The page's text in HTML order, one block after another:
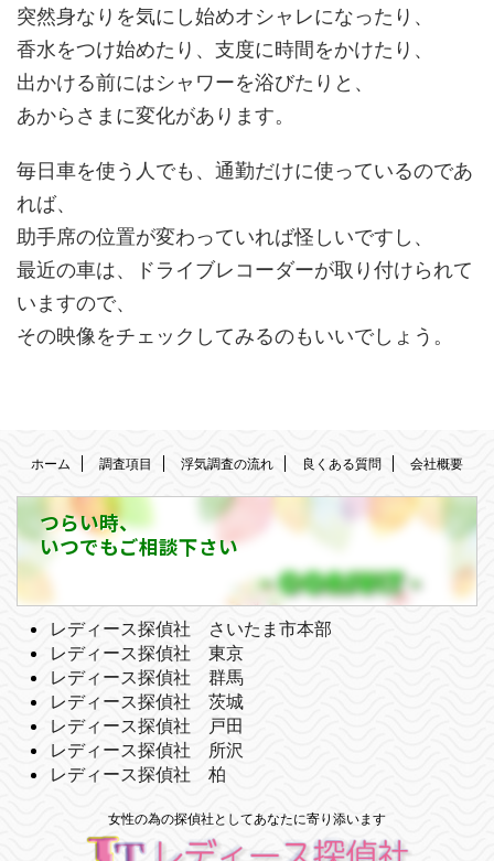
突然身なりを気にし始めオシャレになったり、
香水をつけ始めたり、支度に時間をかけたり、
出かける前にはシャワーを浴びたりと、
あからさまに変化があります。
毎日車を使う人でも、通勤だけに使っているのであ
れば、
助手席の位置が変わっていれば怪しいですし、
最近の車は、ドライブレコーダーが取り付けられて
いますので、
その映像をチェックしてみるのもいいでしょう。
ホーム 調査項目 浮気調査の流れ 良くある質問 会社概要
つらい時、
いつでもご相談下さい
レディース探偵社 さいたま市本部
レディース探偵社 東京
レディース探偵社 群馬
レディース探偵社 茨城
レディース探偵社 戸田
レディース探偵社 所沢
レディース探偵社 柏
女性の為の探偵社としてあなたに寄り添います